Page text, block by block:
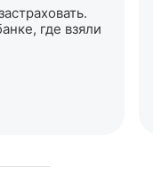
где взяли